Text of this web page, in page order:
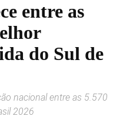
entre as
do Sul de
nacional entre as 5.570
2026